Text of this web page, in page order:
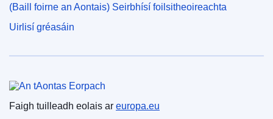
(Baill foirne an Aontais) Seirbhísí foilsitheoireachta
Uirlisí gréasáin
An tAontas Eorpach
Faigh tuilleadh eolais ar europa.eu